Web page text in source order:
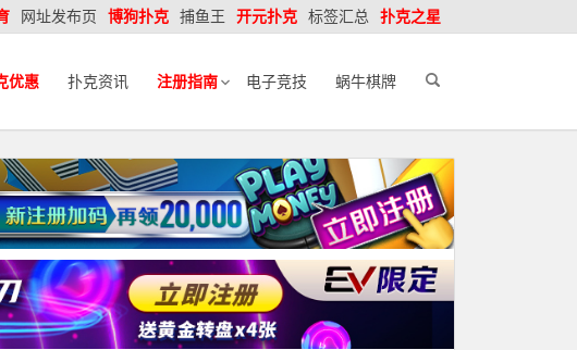
网址发布页 博狗扑克 捕鱼王 开元扑克 标签汇总 扑克之星
优惠 扑克资讯 注册指南 电子竞技 蜗牛棋牌